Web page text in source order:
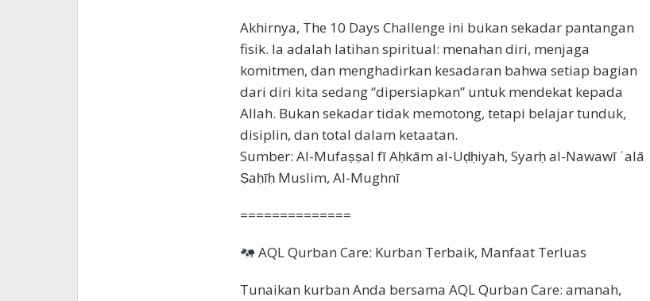
Akhirnya, The 10 Days Challenge ini bukan sekadar pantangan
fisik. Ia adalah latihan spiritual: menahan diri, menjaga
komitmen, dan menghadirkan kesadaran bahwa setiap bagian
dari diri kita sedang “dipersiapkan” untuk mendekat kepada
Allah. Bukan sekadar tidak memotong, tetapi belajar tunduk,
disiplin, dan total dalam ketaatan.
Sumber: Al-Mufaṣṣal fī Aḥkām al-Uḍḥiyah, Syarḥ al-Nawawī ʿalā
Ṣaḥīḥ Muslim, Al-Mughnī
==============
AQL Qurban Care: Kurban Terbaik, Manfaat Terluas
Tunaikan kurban Anda bersama AQL Qurban Care: amanah,